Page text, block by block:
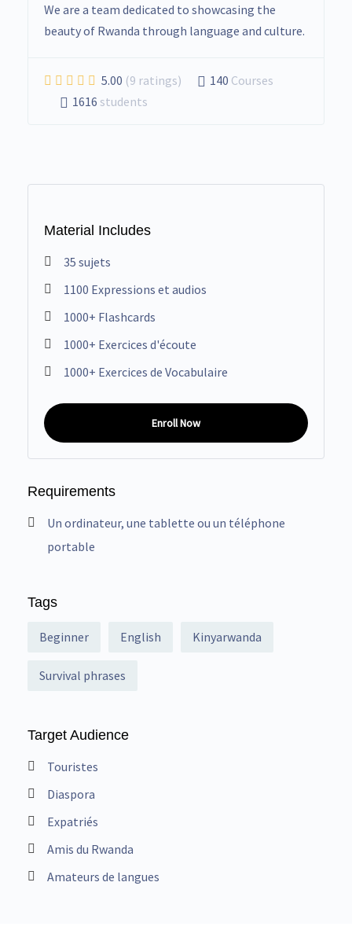
We are a team dedicated to showcasing the
beauty of Rwanda through language and culture.
5.00 (9 ratings) 140 Courses
1616 students
Material Includes
35 sujets
1100 Expressions et audios
1000+ Flashcards
1000+ Exercices d'écoute
1000+ Exercices de Vocabulaire
Enroll Now
Requirements
Un ordinateur, une tablette ou un téléphone
portable
Tags
Beginner English Kinyarwanda
Survival phrases
Target Audience
Touristes
Diaspora
Expatriés
Amis du Rwanda
Amateurs de langues